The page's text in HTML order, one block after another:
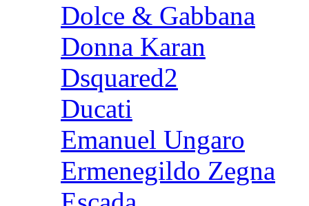
Dolce & Gabbana
Donna Karan
Dsquared2
Ducati
Emanuel Ungaro
Ermenegildo Zegna